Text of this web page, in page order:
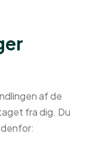
af de
fra dig. Du